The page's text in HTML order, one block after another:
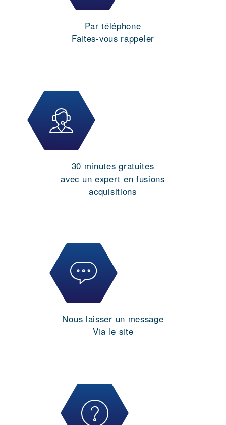
Par téléphone
Faites-vous rappeler
30 minutes gratuites
avec un expert en fusions
acquisitions
Nous laisser un message
Via le site